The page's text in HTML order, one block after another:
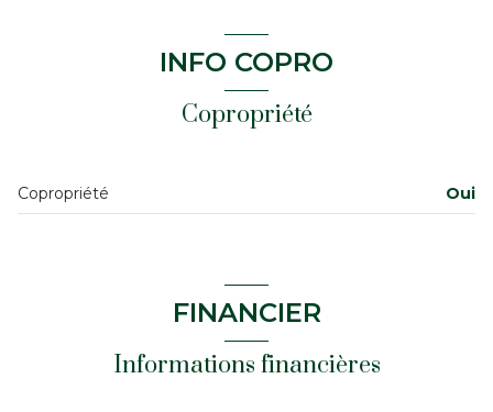
INFO COPRO
Copropriété
Copropriété Oui
FINANCIER
Informations financières